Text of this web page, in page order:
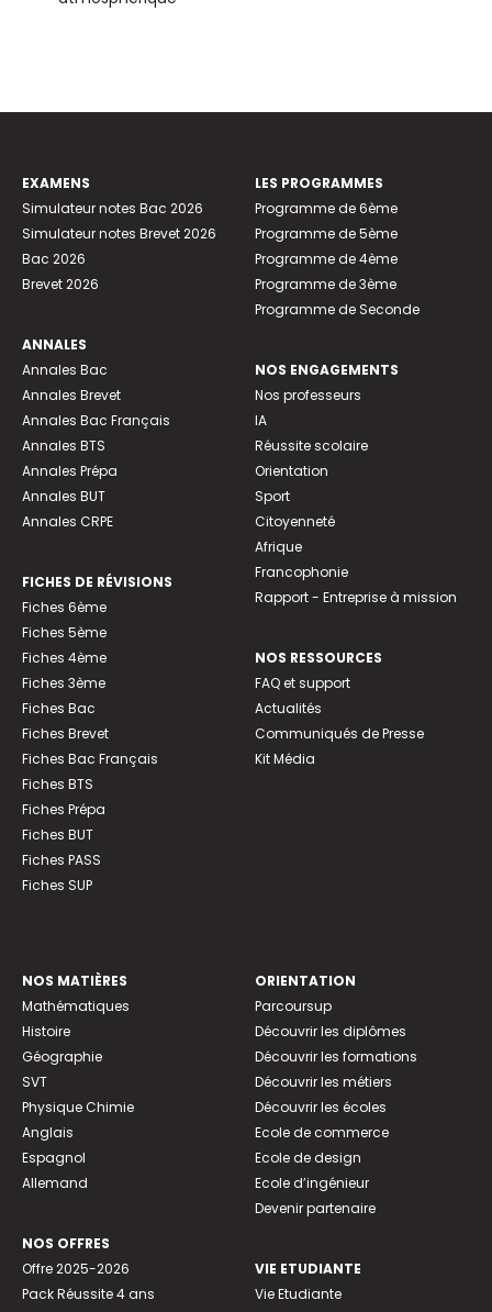
EXAMENS
Simulateur notes Bac 2026
Simulateur notes Brevet 2026
Bac 2026
Brevet 2026
ANNALES
Annales Bac
Annales Brevet
Annales Bac Français
Annales BTS
Annales Prépa
Annales BUT
Annales CRPE
FICHES DE RÉVISIONS
Fiches 6ème
Fiches 5ème
Fiches 4ème
Fiches 3ème
Fiches Bac
Fiches Brevet
Fiches Bac Français
Fiches BTS
Fiches Prépa
Fiches BUT
Fiches PASS
Fiches SUP
LES PROGRAMMES
Programme de 6ème
Programme de 5ème
Programme de 4ème
Programme de 3ème
Programme de Seconde
NOS ENGAGEMENTS
Nos professeurs
IA
Réussite scolaire
Orientation
Sport
Citoyenneté
Afrique
Francophonie
Rapport - Entreprise à mission
NOS RESSOURCES
FAQ et support
Actualités
Communiqués de Presse
Kit Média
NOS MATIÈRES
Mathématiques
Histoire
Géographie
SVT
Physique Chimie
Anglais
Espagnol
Allemand
NOS OFFRES
Offre 2025-2026
Pack Réussite 4 ans
ORIENTATION
Parcoursup
Découvrir les diplômes
Découvrir les formations
Découvrir les métiers
Découvrir les écoles
Ecole de commerce
Ecole de design
Ecole d’ingénieur
Devenir partenaire
VIE ETUDIANTE
Vie Etudiante